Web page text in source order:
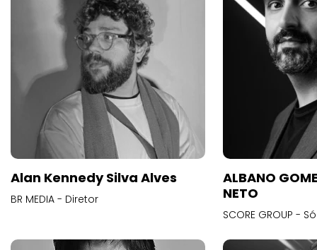
Alan Kennedy Silva Alves
BR MEDIA - Diretor
ALBANO
NETO
SCORE GROUP -